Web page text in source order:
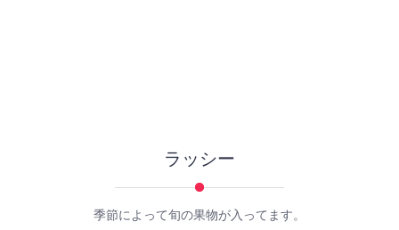
ラッシー
季節によって旬の果物が入ってます。